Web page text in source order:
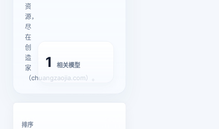
资
源，
尽
在
创
造
家
（chuangzaojia.com）。
1 相关模型
排序